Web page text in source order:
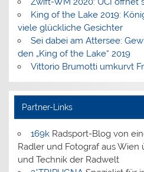
King of the Lake 2019:
viele glückliche Gesichter
Sei dabei am Attersee:
den „King of the Lake“ 2019
Vittorio Brumotti umkurvt
Partner-Links
169kRadsport-Blog von
Radler und Fotograf aus Wien
und Technik der Radwelt